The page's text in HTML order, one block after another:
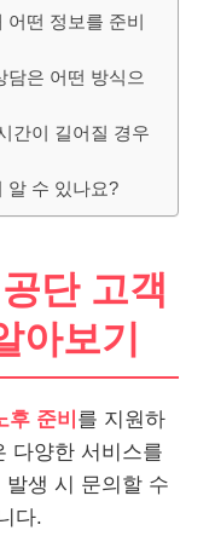
어떤 정보를 준비
담은 어떤 방식으
간이 길어질 경우
알 수 있나요?
단 고객
아보기
후 준비 를 지원하
다양한 서비스를
생 시 문의할 수
다.